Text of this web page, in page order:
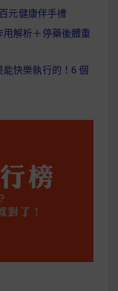
元健康伴手禮
解析＋停藥後體重
快樂執行的！6 個